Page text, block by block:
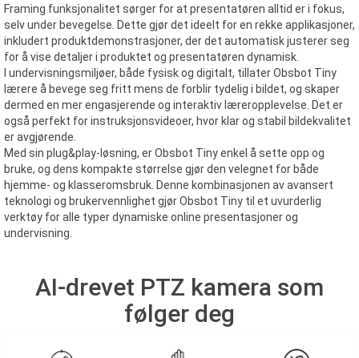
Framing funksjonalitet sørger for at presentatøren alltid er i fokus,
selv under bevegelse. Dette gjør det ideelt for en rekke applikasjoner,
inkludert produktdemonstrasjoner, der det automatisk justerer seg
for å vise detaljer i produktet og presentatøren dynamisk.
I undervisningsmiljøer, både fysisk og digitalt, tillater Obsbot Tiny
lærere å bevege seg fritt mens de forblir tydelig i bildet, og skaper
dermed en mer engasjerende og interaktiv læreropplevelse. Det er
også perfekt for instruksjonsvideoer, hvor klar og stabil bildekvalitet
er avgjørende.
Med sin plug&play-løsning, er Obsbot Tiny enkel å sette opp og
bruke, og dens kompakte størrelse gjør den velegnet for både
hjemme- og klasseromsbruk. Denne kombinasjonen av avansert
teknologi og brukervennlighet gjør Obsbot Tiny til et uvurderlig
verktøy for alle typer dynamiske online presentasjoner og
undervisning.
AI-drevet PTZ kamera som
følger deg